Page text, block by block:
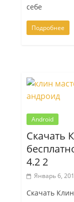
себе
Подробнее
Android
Скачать
4.2 2
Январь 6,
Скачать